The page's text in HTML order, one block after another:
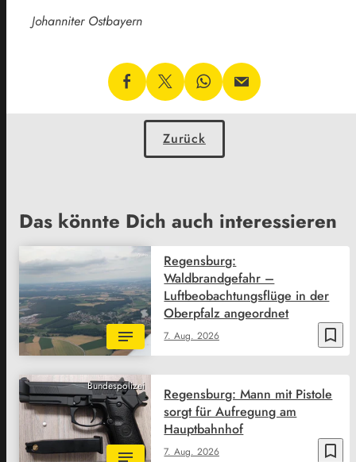
Johanniter Ostbayern
Zurück
Das könnte Dich auch interessieren
bookmark_border
7. Aug. 2026
Regensburg:
Waldbrandgefahr –
Luftbeobachtungsflüge in der
Oberpfalz angeordnet
Bundespolizei
bookmark_border
7. Aug. 2026
Regensburg: Mann mit Pistole
sorgt für Aufregung am
Hauptbahnhof